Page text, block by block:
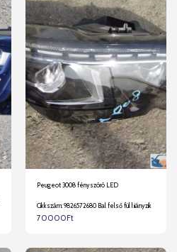
Peugeot 3008 fényszóró LED
Cikkszám: 9826572680 Bal felső fül hiányzik
70000Ft